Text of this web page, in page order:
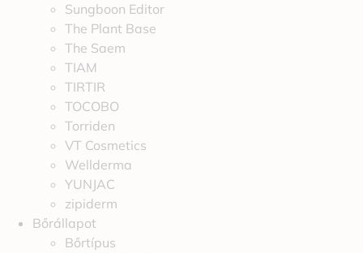
Sungboon Editor
The Plant Base
The Saem
TIAM
TIRTIR
TOCOBO
Torriden
VT Cosmetics
Wellderma
YUNJAC
zipiderm
Bőrállapot
Bőrtípus